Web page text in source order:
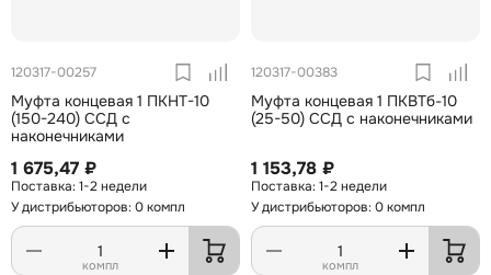
120317-00257
Муфта концевая 1 ПКНТ-10
(150-240) ССД с
наконечниками
1 675,47 ₽
1-2 недели
У дистрибьюторов: 0 компл
компл
120317-00383
Муфта концевая 1 ПКВТб-10
(25-50) ССД с наконечниками
1 153,78 ₽
1-2 недели
У дистрибьюторов: 0 компл
компл